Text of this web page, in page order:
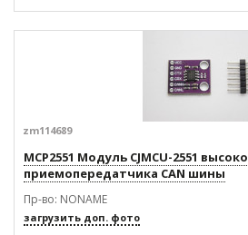
zm114689
MCP2551 Модуль CJMCU-2551
приемопередатчика CAN шины
Пр-во: NONAME
загрузить доп. фото